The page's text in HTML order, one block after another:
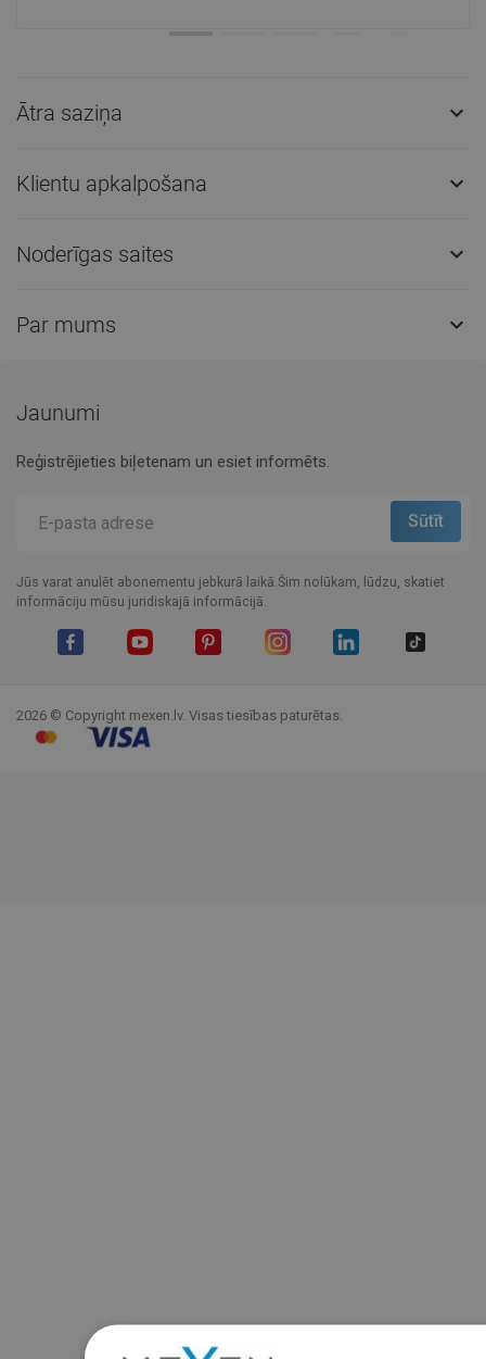
Ātra saziņa 
Klientu apkalpošana 
Noderīgas saites 
Par mums 
Jaunumi
Reģistrējieties biļetenam un esiet informēts.
Jūs varat anulēt abonementu jebkurā laikā.Šim nolūkam, lūdzu, skatiet
informāciju mūsu juridiskajā informācijā.
2026 © Copyright mexen.lv. Visas tiesības paturētas.